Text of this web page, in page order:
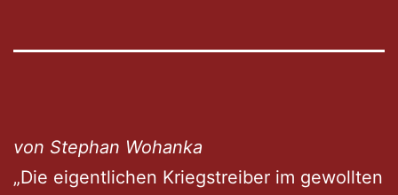
von Stephan Wohanka
„Die eigentlichen Kriegstreiber im gewollten